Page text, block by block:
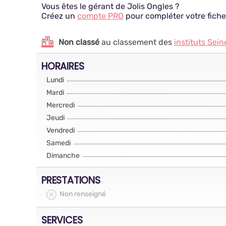
Vous êtes le gérant de Jolis Ongles ?
Créez un compte PRO pour compléter votre
Non classé au classement des instituts
HORAIRES
Lundi
Mardi
Mercredi
Jeudi
Vendredi
Samedi
Dimanche
PRESTATIONS
Non renseigné
SERVICES